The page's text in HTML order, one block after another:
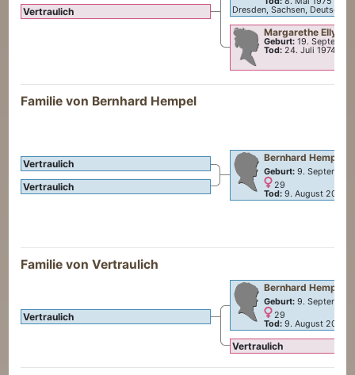
Vertraulich
Dresden, Sachsen,
Margarethe Elly
Geburt: 19.
Tod: 24. Juli 1974
Familie von Bernhard Hempel
Vertraulich
Vertraulich
BernhardHempel
Geburt: 9. September
29
Tod: 9. August 2007
Familie von Vertraulich
Vertraulich
BernhardHempel
Geburt: 9. September
29
Tod: 9. August 2007
Vertraulich